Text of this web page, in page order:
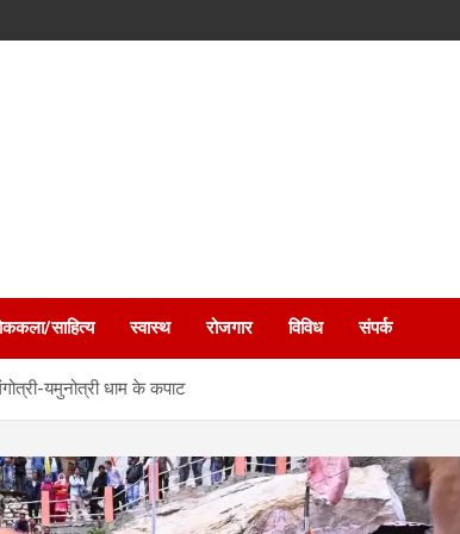
साहित्य स्वास्थ रोजगार विविध संपर्क
यमुनोत्री धाम के कपाट